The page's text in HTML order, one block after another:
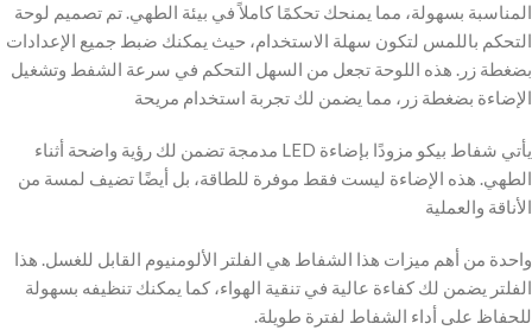
المناسبة بسهولة، مما يمنحك تحكمًا كاملاً في بيئة الطهي. تم تصميم لوحة
التحكم باللمس لتكون سهلة الاستخدام، حيث يمكنك ضبط جميع الإعدادات
بضغطة زر. هذه اللوحة تجعل من السهل التحكم في سرعة الشفط وتشغيل
الإضاءة بضغطة زر، مما يضمن لك تجربة استخدام مريحة
يأتي شفاط بيكو مزودًا بإضاءة LED مدمجة تضمن لك رؤية واضحة أثناء
الطهي. هذه الإضاءة ليست فقط موفرة للطاقة، بل أيضًا تضيف لمسة من
الأناقة والعملية
واحدة من أهم ميزات هذا الشفاط هي الفلتر الألومنيوم القابل للغسل. هذا
الفلتر يضمن لك كفاءة عالية في تنقية الهواء، كما يمكنك تنظيفه بسهولة
للحفاظ على أداء الشفاط لفترة طويلة.